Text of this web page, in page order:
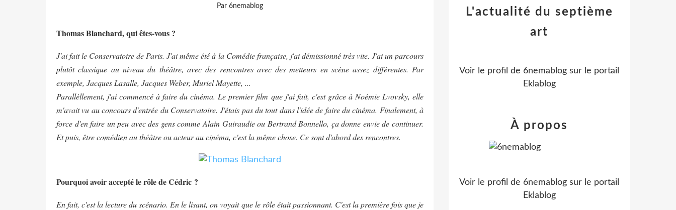
Par 6nemablog
Thomas Blanchard, qui êtes-vous ?
J'ai fait le Conservatoire de Paris. J'ai même été à la Comédie française, j'ai démissionné très vite. J'ai un parcours
plutôt classique au niveau du théâtre, avec des rencontres avec des metteurs en scène assez différentes. Par
exemple, Jacques Lasalle, Jacques Weber, Muriel Mayette, ...
Parallèllement, j'ai commencé à faire du cinéma. Le premier film que j'ai fait, c'est grâce à Noémie Lvovsky, elle
m'avait vu au concours d'entrée du Conservatoire. J'étais pas du tout dans l'idée de faire du cinéma. Finalement, à
force d'en faire un peu avec des gens comme Alain Guiraudie ou Bertrand Bonnello, ça donne envie de continuer.
Et puis, être comédien au théâtre ou acteur au cinéma, c'est la même chose. Ce sont d'abord des rencontres.
Pourquoi avoir accepté le rôle de Cédric ?
En fait, c'est la lecture du scénario. En le lisant, on voyait que le rôle était passionnant. C'est la première fois que je
L'actualité du septième
art
Voir le profil de 6nemablog sur le portail
Eklablog
À propos
Voir le profil de 6nemablog sur le portail
Eklablog